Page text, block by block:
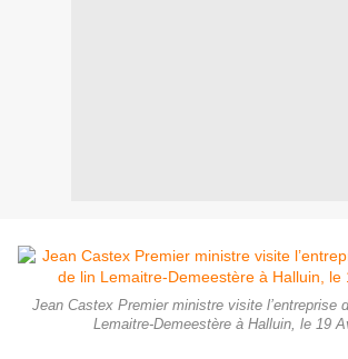
Jean Castex Premier ministre visite l’entreprise
Lemaitre-Demeestère à Halluin, le 19